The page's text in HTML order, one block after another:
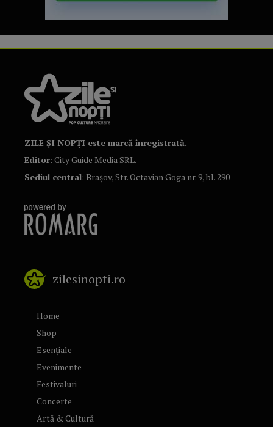
ZILE ȘI NOPȚI este marcă înregistrată.
Editor: City Guide Media SRL.
Sediul central: Brașov, Str. Octavian Goga nr. 9, bl. 290
zilesinopti.ro
Home
Shop
Esențiale
Evenimente
Festivaluri
Concerte
Artă & Cultură